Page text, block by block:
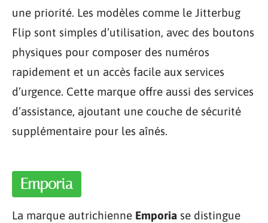
une priorité. Les modèles comme le Jitterbug
Flip sont simples d’utilisation, avec des boutons
physiques pour composer des numéros
rapidement et un accès facile aux services
d’urgence. Cette marque offre aussi des services
d’assistance, ajoutant une couche de sécurité
supplémentaire pour les aînés.
Emporia
La marque autrichienne Emporia se distingue